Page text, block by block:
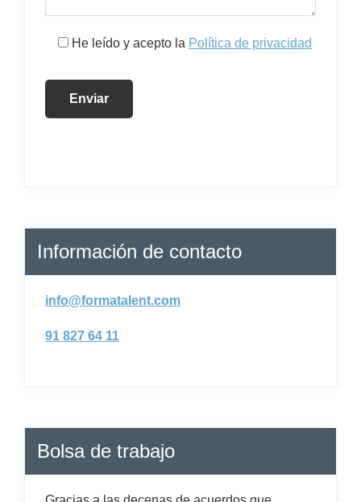
He leído y acepto la Política de privacidad
Información de contacto
info@formatalent.com
91 827 64 11
Bolsa de trabajo